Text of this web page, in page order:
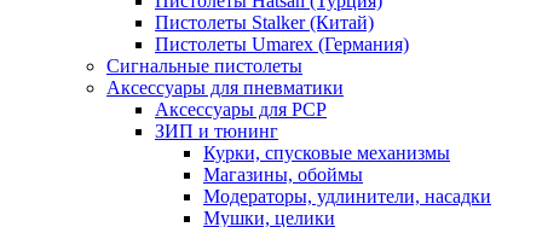
Пистолеты Stalker (Китай)
Пистолеты Umarex (Германия)
Сигнальные пистолеты
Аксессуары для пневматики
Аксессуары для PCP
ЗИП и тюнинг
Курки, спусковые механизмы
Магазины, обоймы
Модераторы, удлинители, насадки
Мушки, целики